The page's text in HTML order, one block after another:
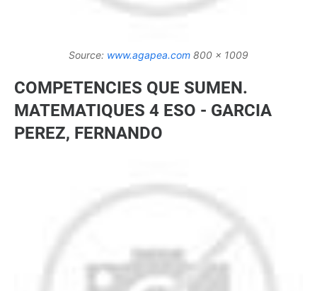
Source: www.agapea.com 800 x 1009
COMPETENCIES QUE SUMEN.
MATEMATIQUES 4 ESO - GARCIA
PEREZ, FERNANDO